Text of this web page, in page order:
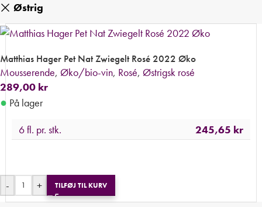
Østrig
Matthias Hager Pet Nat Zwiegelt Rosé 2022 Øko
Mousserende, Øko/bio-vin, Rosé, Østrigsk rosé
289,00 kr
● På lager
6 fl. pr. stk.
245,65 kr
- + TILFØJ TIL KURV